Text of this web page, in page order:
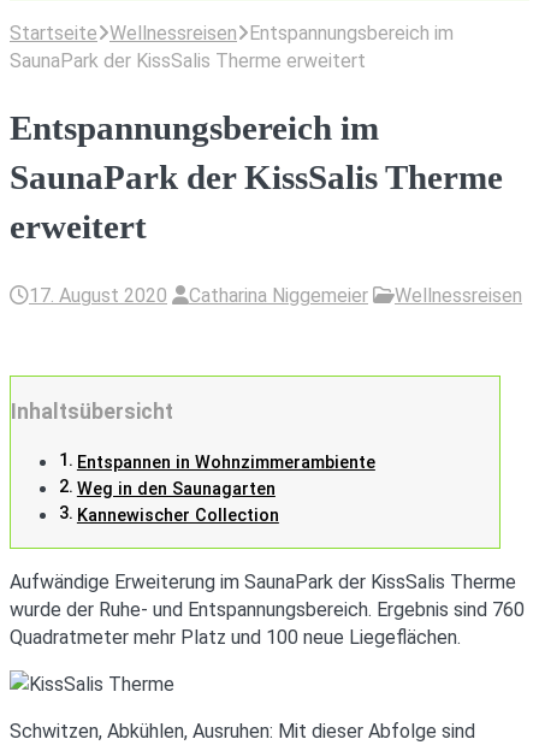
Startseite Wellnessreisen
Entspannungsbereich im
SaunaPark der KissSalis Therme erweitert
Entspannungsbereich im
SaunaPark der KissSalis Therme
erweitert
17. August 2020 Catharina Niggemeier Wellnessreisen
Inhaltsübersicht
Entspannen in Wohnzimmerambiente
Weg in den Saunagarten
Kannewischer Collection
Aufwändige Erweiterung im SaunaPark der KissSalis Therme
wurde der Ruhe- und Entspannungsbereich. Ergebnis sind 760
Quadratmeter mehr Platz und 100 neue Liegeflächen.
Schwitzen, Abkühlen, Ausruhen: Mit dieser Abfolge sind